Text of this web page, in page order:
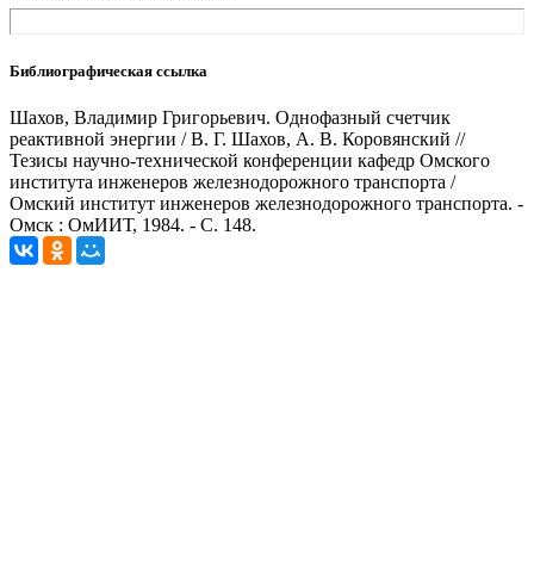
Библиографическая ссылка
Шахов, Владимир Григорьевич. Однофазный счетчик
реактивной энергии / В. Г. Шахов, А. В. Коровянский //
Тезисы научно-технической конференции кафедр Омского
института инженеров железнодорожного транспорта /
Омский институт инженеров железнодорожного транспорта. -
Омск : ОмИИТ, 1984. - С. 148.